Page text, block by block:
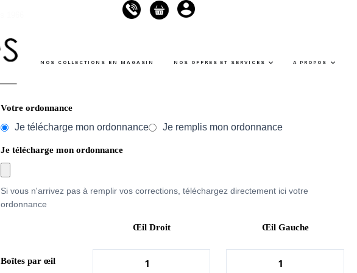
NOS COLLECTIONS EN MAGASIN NOS OFFRES ET SERVICES Ouvrir Nos offres et
A PROPOS
Votre ordonnance
Je télécharge mon ordonnance Je remplis mon ordonnance
Je télécharge mon ordonnance
Si vous n'arrivez pas à remplir vos corrections, téléchargez directement ici votre
ordonnance
Œil Droit Œil Gauche
Boîtes par œil
quantité
Lentille-
modele-
1
(Copie)